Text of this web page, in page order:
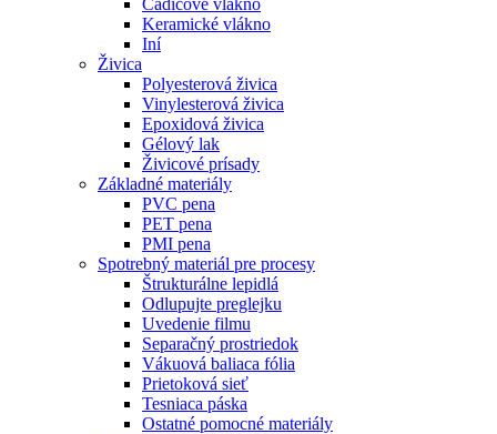
Keramické vlákno
Iní
Živica
Polyesterová živica
Vinylesterová živica
Epoxidová živica
Gélový lak
Živicové prísady
Základné materiály
PVC pena
PET pena
PMI pena
Spotrebný materiál pre procesy
Štrukturálne lepidlá
Odlupujte preglejku
Uvedenie filmu
Separačný prostriedok
Vákuová baliaca fólia
Prietoková sieť
Tesniaca páska
Ostatné pomocné materiály